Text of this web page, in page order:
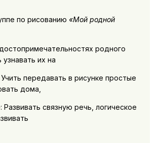
по рисованию «Мой родной
родного
их на
передавать в рисунке простые
дома,
связную речь, логическое